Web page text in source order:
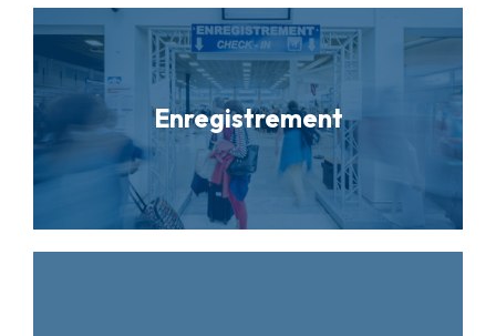
Enregistrement